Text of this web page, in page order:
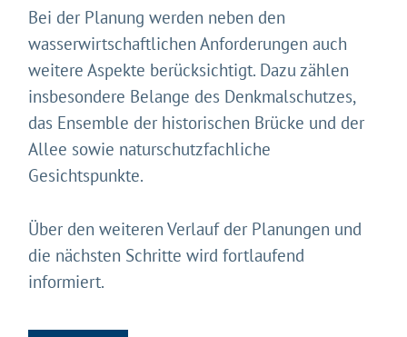
Bei der Planung werden neben den
wasserwirtschaftlichen Anforderungen auch
weitere Aspekte berücksichtigt. Dazu zählen
insbesondere Belange des Denkmalschutzes,
das Ensemble der historischen Brücke und der
Allee sowie naturschutzfachliche
Gesichtspunkte.
Über den weiteren Verlauf der Planungen und
die nächsten Schritte wird fortlaufend
informiert.